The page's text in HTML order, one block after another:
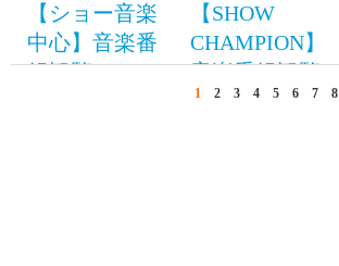
【ショー音楽
中心】音楽番
組観覧チケッ
【SHOW
CHAMPION】
音楽番組観覧
チケット代行
1 2 3 4 5 6 7 8